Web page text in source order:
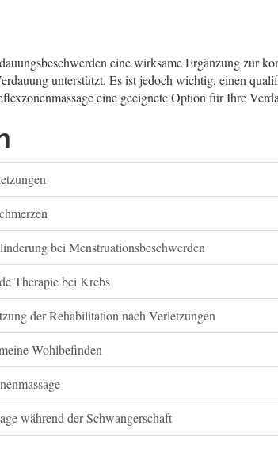
eine wirksame Ergänzung zur
unterstützt. Es ist jedoch wichtig, einen
eine geeignete Option für Ihre
bei Menstruationsbeschwerden
Therapie bei Krebs
der Rehabilitation nach Verletzungen
Wohlbefinden
während der Schwangerschaft